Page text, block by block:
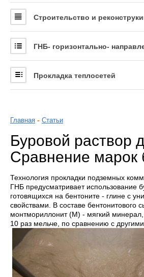
КонтактыСтроительство и
ГНБ- горизонтально-
Прокладка теплосетей
Главная - Статьи
Буровой раствор
Сравнение марок
Технология прокладки подземных
ГНБ предусматривает использование
готовящихся на бентоните - глине с
свойствами. В составе бентонитового
монтмориллонит (М) - мягкий минерал,
10 раз мельче, по сравнению с